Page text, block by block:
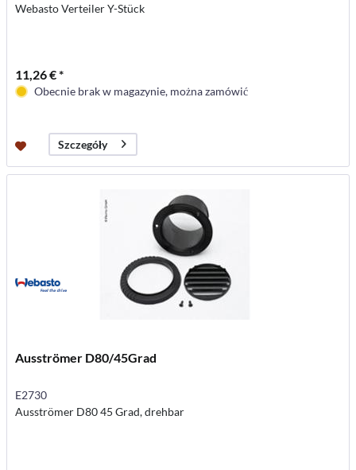
Webasto Verteiler Y-Stück
11,26 € *
Obecnie brak w magazynie, można zamówić
Szczegóły
Ausströmer D80/45Grad
E2730
Ausströmer D80 45 Grad, drehbar